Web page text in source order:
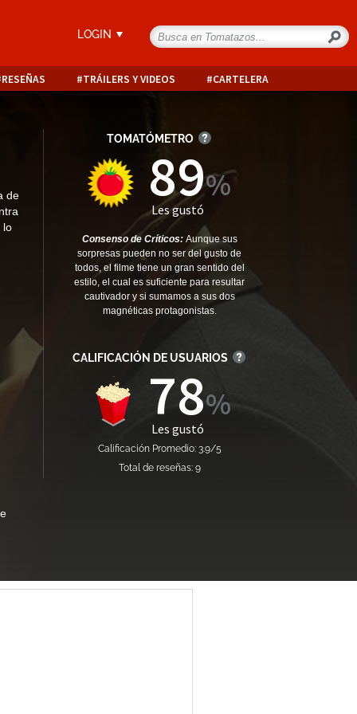
LOGIN
RESEÑAS TRÁILERS Y VIDEOS CARTELERA
de
lo
TOMATÓMETRO
89
Les gustó
Consenso de Críticos: Aunque sus
sorpresas pueden no ser del gusto de
todos, el filme tiene un gran sentido del
estilo, el cual es suficiente para resultar
cautivador y si sumamos a sus dos
magnéticas protagonistas.
CALIFICACIÓN DE USUARIOS
78
Les gustó
Calificación Promedio: 3.9/5
Total de reseñas: 9